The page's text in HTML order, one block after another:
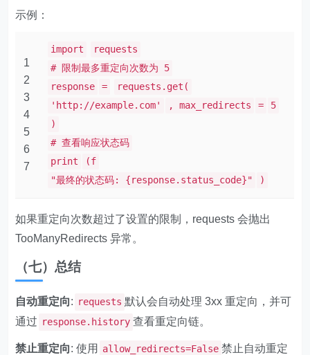
示例：
1
2
3
4
5
6
7
import
requests
# 限制最多重定向次数为 5
response
=
requests.get(
'http://example.com'
, max_redirects =
5
)
# 查看响应状态码
print
(f
"最终的状态码: {response.status_code}"
)
如果重定向次数超过了设置的限制，requests 会抛出
TooManyRedirects 异常。
（七）总结
自动重定向: requests 默认会自动处理 3xx 重定向，并可
通过 response.history 查看重定向链。
禁止重定向: 使用 allow_redirects=False 禁止自动重定